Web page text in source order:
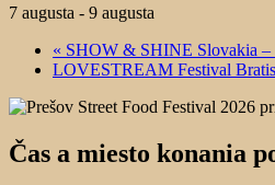
7 augusta - 9 augusta
« SHOW & SHINE Slovakia
LOVESTREAM Festival
Čas a miesto konania